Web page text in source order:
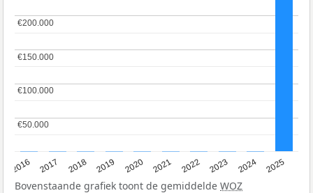
2016 2017 2018 2019 2020 2021 2022 2023 2024 2025
€50.000
€50.000
€100.000
€100.000
€150.000
€150.000
€200.000
€200.000
Bovenstaande grafiek toont de gemiddelde WOZ